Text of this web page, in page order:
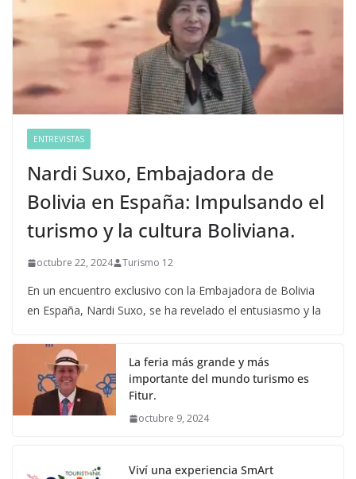
ENTREVISTAS
Nardi Suxo, Embajadora de
Bolivia en España: Impulsando el
turismo y la cultura Boliviana.
octubre 22, 2024 Turismo 12
En un encuentro exclusivo con la Embajadora de Bolivia
en España, Nardi Suxo, se ha revelado el entusiasmo y la
La feria más grande y más
importante del mundo turismo es
Fitur.
octubre 9, 2024
Viví una experiencia SmArt